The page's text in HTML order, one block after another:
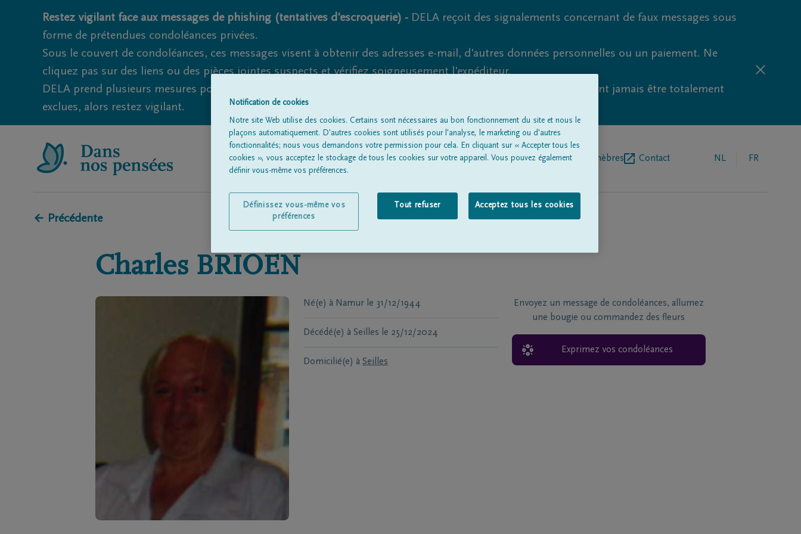
Restez vigilant face aux messages de phishing (tentatives d'escroquerie) - DELA reçoit des signalements concernant de faux messages sous
forme de prétendues condoléances privées.
Sous le couvert de condoléances, ces messages visent à obtenir des adresses e-mail, d'autres données personnelles ou un paiement. Ne
cliquez pas sur des liens ou des pièces jointes suspects et vérifiez soigneusement l'expéditeur.
DELA prend plusieurs mesures pour éviter cela. Cependant, les tentatives d'hameçonnage et de fraude ne peuvent jamais être totalement
exclues, alors restez vigilant.
Tous les avis de décèsÀ propos de nousEntrepreneur de pompes funèbres Contact NL FR
← Précédente
Charles BRIOEN
Né(e) à Namur le 31/12/1944
Décédé(e) à Seilles le 25/12/2024
Domicilié(e) à Seilles
Envoyez un message de condoléances, allumez
une bougie ou commandez des fleurs
Exprimez vos condoléances
Notification de cookies
Notre site Web utilise des cookies. Certains sont nécessaires au bon fonctionnement du site et nous le
plaçons automatiquement. D'autres cookies sont utilisés pour l'analyse, le marketing ou d'autres
fonctionnalités; nous vous demandons votre permission pour cela. En cliquant sur « Accepter tous les
cookies », vous acceptez le stockage de tous les cookies sur votre appareil. Vous pouvez également
définir vous-même vos préférences.
Tout refuser Acceptez tous les cookies
Définissez vous-même vos
préférences